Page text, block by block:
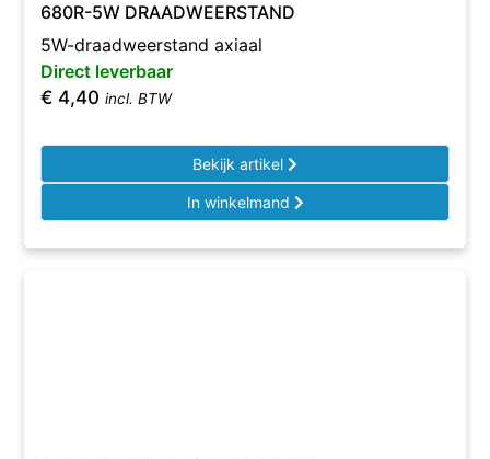
680R-5W DRAADWEERSTAND
5W-draadweerstand axiaal
Direct leverbaar
€ 4,40 incl. BTW
Bekijk artikel
In winkelmand